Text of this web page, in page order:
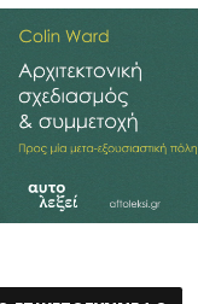
Εργασία
Μέση Ανατολή